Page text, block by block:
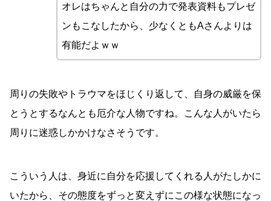
オレはちゃんと自分の力で発表資料もプレゼ
ンもこなしたから、少なくともAさんよりは
有能だよｗｗ
周りの失敗やトラウマをほじくり返して、自身の威厳を保
とうとするなんとも厄介な人物ですね。こんな人がいたら
周りに迷惑しかかけなさそうです。
こういう人は、身近に自分を応援してくれる人がたしかに
いたから、その態度をずっと変えずにこの様な状態になっ